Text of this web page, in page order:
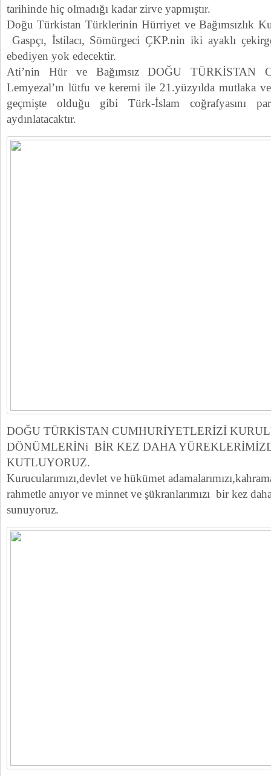
tarihinde hiç olmadığı kadar zirve yapmıştır.
Doğu Türkistan Türklerinin Hürriyet ve Bağımsızlık
Gaspçı, İstilacı, Sömürgeci ÇKP.nin iki ayaklı
ebediyen yok edecektir.
Ati’nin Hür ve Bağımsız DOĞU TÜRKİSTAN
Lemyezal’ın lütfu ve keremi ile 21.yüzyılda mutlaka
geçmişte olduğu gibi Türk-İslam coğrafyasını
aydınlatacaktır.
DOĞU TÜRKİSTAN CUMHURİYETLERİZİ
DÖNÜMLERİNi BİR KEZ DAHA
KUTLUYORUZ.
Kurucularımızı,devlet ve hükümet
rahmetle anıyor ve minnet ve şükranlarımızı bir kez
sunuyoruz.